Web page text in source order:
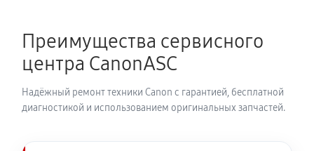
Замена корпуса фотоаппарата Canon EOS R1
1980 руб 60 минут
Замена контроллера питания
Преимущества сервисного
центра CanonASC
Надёжный ремонт техники Canon с гарантией, бесплатной
диагностикой и использованием оригинальных запчастей.